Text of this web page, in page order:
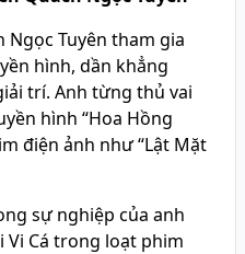
Ngọc Tuyên tham gia
hình, dần khẳng
trí. Anh từng thủ vai
hình “Hoa Hồng
điện ảnh như “Lật Mặt
sự nghiệp của anh
Vi Cá trong loạt phim